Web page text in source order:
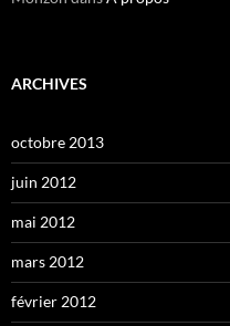
ARCHIVES
octobre 2013
juin 2012
mai 2012
mars 2012
février 2012